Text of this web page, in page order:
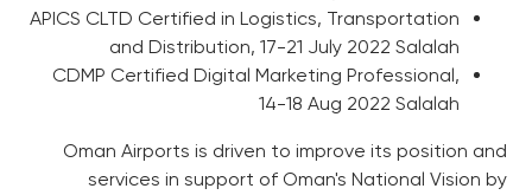
APICS CLTD Certified in Logistics, Transportation
and Distribution, 17-21 July 2022 Salalah
CDMP Certified Digital Marketing Professional,
14-18 Aug 2022 Salalah
Oman Airports is driven to improve its position and
services in support of Oman's National Vision by